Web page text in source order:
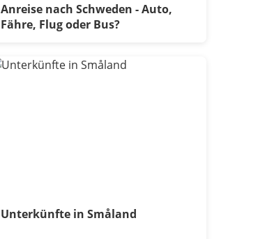
Anreise nach Schweden - Auto,
Fähre, Flug oder Bus?
Unterkünfte in Småland